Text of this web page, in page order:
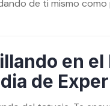
de ti mismo
en
de